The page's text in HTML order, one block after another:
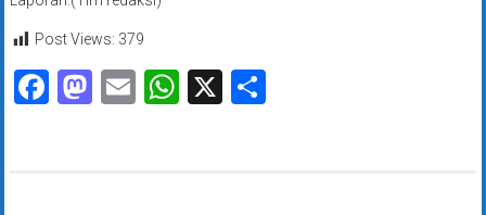
Post Views: 379
Facebook
Mastodon
EmailWhatsApp
X Share